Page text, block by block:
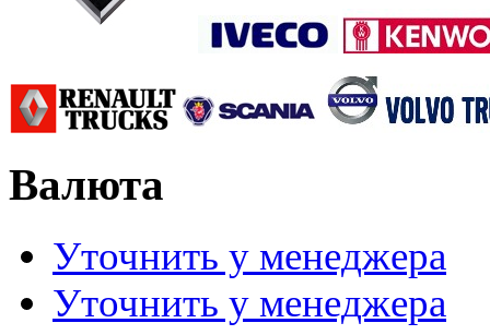
Валюта
Уточнить у менеджера
Уточнить у менеджера